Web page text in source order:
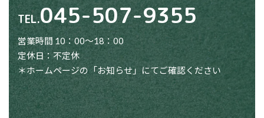
TEL.045-507-9355
営業時間 10：00～18：00
定休日：不定休
＊ホームページの「お知らせ」にてご確認ください